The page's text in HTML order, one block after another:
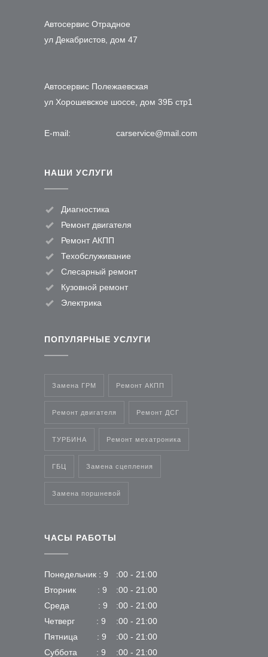
Автосервис Отрадное
ул Декабристов, дом 47
Автосервис Полежаевская
ул Хорошевское шоссе, дом 39Б стр1
E-mail: carservice@mail.com
НАШИ УСЛУГИ
Диагностика
Ремонт двигателя
Ремонт АКПП
Техобслуживание
Слесарный ремонт
Кузовной ремонт
Электрика
ПОПУЛЯРНЫЕ УСЛУГИ
Замена ГРМ Ремонт АКПП
Ремонт двигателя Ремонт ДСГ
ТУРБИНА Ремонт мехатроника
ГБЦ Замена сцепления
Замена поршневой
ЧАСЫ РАБОТЫ
Понедельник : 9
:00 - 21:00
Вторник : 9
:00 - 21:00
Среда : 9
:00 - 21:00
Четверг : 9
:00 - 21:00
Пятница : 9
:00 - 21:00
Суббота : 9
:00 - 21:00